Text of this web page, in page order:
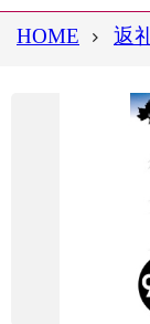
HOME 返